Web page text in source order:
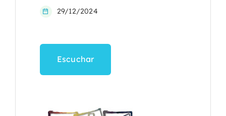
29/12/2024
Escuchar